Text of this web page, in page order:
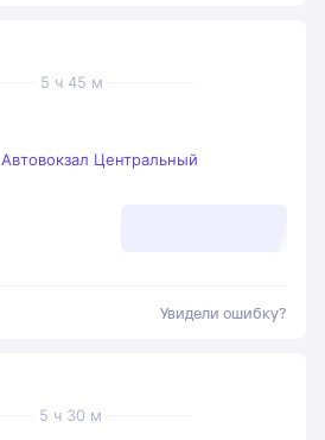
5 ч 45 м
Автовокзал Центральный
Увидели ошибку?
5 ч 30 м